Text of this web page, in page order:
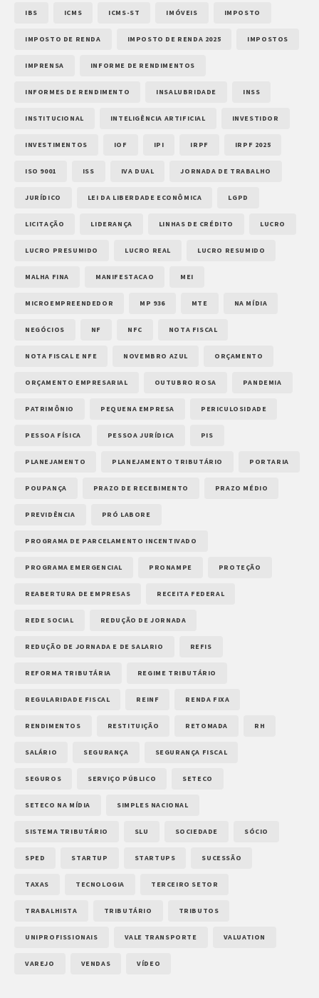
IBS ICMS ICMS-ST IMÓVEIS IMPOSTO
IMPOSTO DE RENDA IMPOSTO DE RENDA 2025 IMPOSTOS
IMPRENSA INFORME DE RENDIMENTOS
INFORMES DE RENDIMENTO INSALUBRIDADE INSS
INSTITUCIONAL INTELIGÊNCIA ARTIFICIAL INVESTIDOR
INVESTIMENTOS IOF IPI IRPF IRPF 2025
ISO 9001 ISS IVA DUAL JORNADA DE TRABALHO
JURÍDICO LEI DA LIBERDADE ECONÔMICA LGPD
LICITAÇÃO LIDERANÇA LINHAS DE CRÉDITO LUCRO
LUCRO PRESUMIDO LUCRO REAL LUCRO RESUMIDO
MALHA FINA MANIFESTACAO MEI
MICROEMPREENDEDOR MP 936 MTE NA MÍDIA
NEGÓCIOS NF NFC NOTA FISCAL
NOTA FISCAL E NFE NOVEMBRO AZUL ORÇAMENTO
ORÇAMENTO EMPRESARIAL OUTUBRO ROSA PANDEMIA
PATRIMÔNIO PEQUENA EMPRESA PERICULOSIDADE
PESSOA FÍSICA PESSOA JURÍDICA PIS
PLANEJAMENTO PLANEJAMENTO TRIBUTÁRIO PORTARIA
POUPANÇA PRAZO DE RECEBIMENTO PRAZO MÉDIO
PREVIDÊNCIA PRÓ LABORE
PROGRAMA DE PARCELAMENTO INCENTIVADO
PROGRAMA EMERGENCIAL PRONAMPE PROTEÇÃO
REABERTURA DE EMPRESAS RECEITA FEDERAL
REDE SOCIAL REDUÇÃO DE JORNADA
REDUÇÃO DE JORNADA E DE SALARIO REFIS
REFORMA TRIBUTÁRIA REGIME TRIBUTÁRIO
REGULARIDADE FISCAL REINF RENDA FIXA
RENDIMENTOS RESTITUIÇÃO RETOMADA RH
SALÁRIO SEGURANÇA SEGURANÇA FISCAL
SEGUROS SERVIÇO PÚBLICO SETECO
SETECO NA MÍDIA SIMPLES NACIONAL
SISTEMA TRIBUTÁRIO SLU SOCIEDADE SÓCIO
SPED STARTUP STARTUPS SUCESSÃO
TAXAS TECNOLOGIA TERCEIRO SETOR
TRABALHISTA TRIBUTÁRIO TRIBUTOS
UNIPROFISSIONAIS VALE TRANSPORTE VALUATION
VAREJO VENDAS VÍDEO